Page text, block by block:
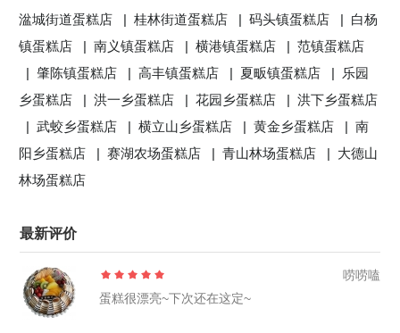
湓城街道蛋糕店 |桂林街道蛋糕店 |码头镇蛋糕店 | 白杨
镇蛋糕店 |南义镇蛋糕店 |横港镇蛋糕店 |范镇蛋糕店
|肇陈镇蛋糕店 |高丰镇蛋糕店 | 夏畈镇蛋糕店 |
乐园
乡蛋糕店 |洪一乡蛋糕店 |花园乡蛋糕店 |洪下乡蛋糕店
|武蛟乡蛋糕店 |横立山乡蛋糕店 |黄金乡蛋糕店 |南
阳乡蛋糕店 |赛湖农场蛋糕店 |青山林场蛋糕店 | 大德山
林场蛋糕店
最新评价
唠唠嗑
蛋糕很漂亮~下次还在这定~